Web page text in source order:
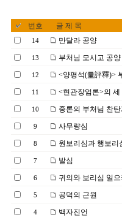
번호 글 제 목
14 만달라 공양
13 부처님 모시고 공
12 <양평석(量評釋)>
11 <현관장엄론>의
10 중론의 부처님 찬
9 사무량심
8 원보리심과 행보리
7 발심
6 귀의와 보리심 일
5 공덕의 근원
4 백자진언